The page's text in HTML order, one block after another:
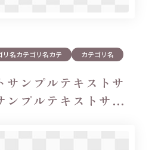
リ名カテゴリ名カテ カテゴリ名
サンプルテキストサ
ンプルテキストサン